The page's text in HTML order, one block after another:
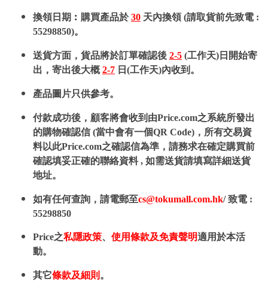
換領日期︰購買產品於30 天內換領 (請取貨前先致電 :
55298850)。
送貨方面，貨品將於訂單確認後 2-5 (工作天)日開始寄
出，寄出後大概2-7 日(工作天)內收到。
產品圖片只供參考。
付款成功後，顧客將會收到由Price.com之系統所發出
的購物確認信 (當中會有一個QR Code)，所有交易資
料以此Price.com之確認信為準，請務求在確定購買前
確認填妥正確的聯絡資料 , 如需送貨請填寫詳細送貨
地址。
如有任何查詢，請電郵至cs@tokumall.com.hk/ 致電 :
55298850
Price之私隱政策、 使用條款及免責聲明適用於本活
動。
其它條款及細則 。